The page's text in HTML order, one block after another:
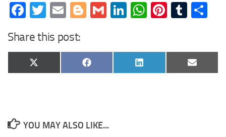
Facebook
Twitter
EmailBlogger
GmailLinkedIn
WhatsApp
Share this post:
Share
on
X
(Twitter)
Share
on
Facebook
Share
on
LinkedIn
Share
on
Email
YOU MAY ALSO LIKE...